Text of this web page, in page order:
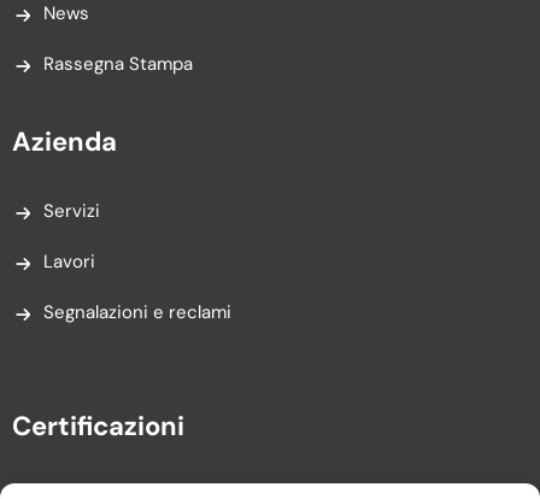
News
Rassegna Stampa
Azienda
Servizi
Lavori
Segnalazioni e reclami
Certificazioni